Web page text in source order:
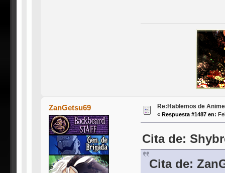
ZanGetsu69 Re:Hablemos de
« Respuesta #1487 en:
Cita de:
Cita de: